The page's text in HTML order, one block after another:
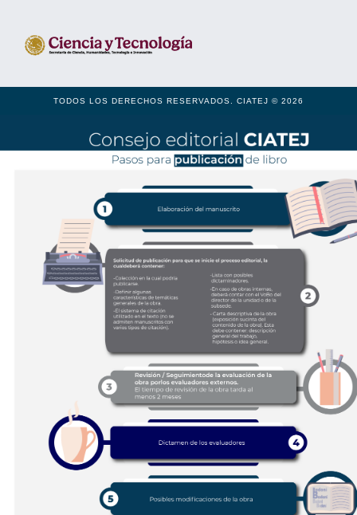
TODOS LOS DERECHOS RESERVADOS. CIATEJ © 2026